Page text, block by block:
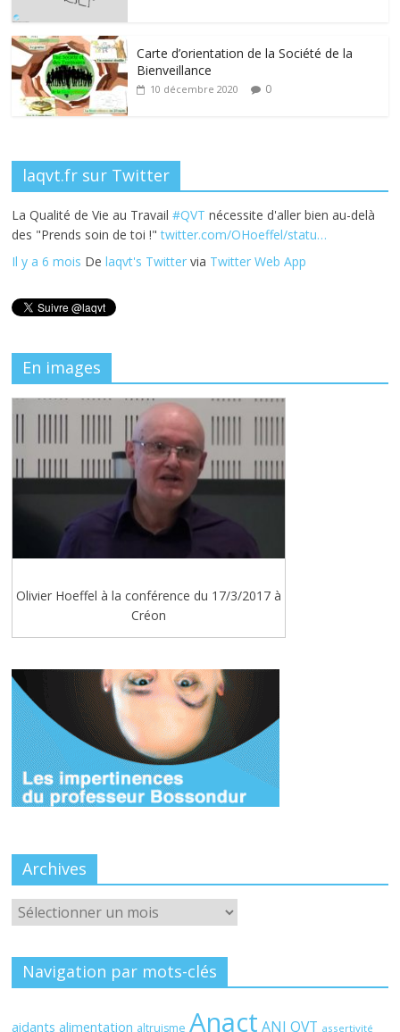
o
k
Carte d’orientation de la Société de la
Bienveillance
10 décembre 2020 0
laqvt.fr sur Twitter
La Qualité de Vie au Travail#QVT nécessite d'aller bien au-delà
des "Prends soin de toi !"twitter.com/OHoeffel/statu…
Il y a 6 mois Delaqvt's Twitter via Twitter Web App
En images
Olivier Hoeffel à la conférence du 17/3/2017 à
Créon
Archives
Archives
Navigation par mots-clés
aidants alimentation altruisme Anact ANI QVT assertivité